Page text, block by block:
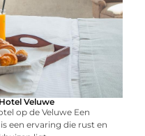
Veluwe
op de Veluwe Een
een ervaring die rust en